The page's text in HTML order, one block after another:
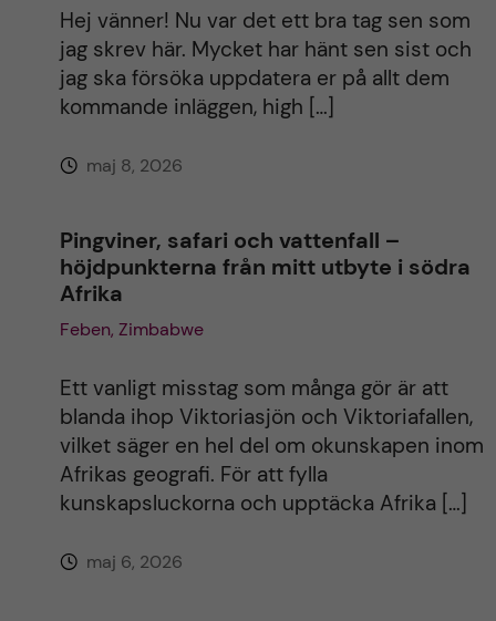
Hej vänner! Nu var det ett bra tag sen som
jag skrev här. Mycket har hänt sen sist och
jag ska försöka uppdatera er på allt dem
kommande inläggen, high […]
maj 8, 2026
Pingviner, safari och vattenfall –
höjdpunkterna från mitt utbyte i södra
Afrika
Feben, Zimbabwe
Ett vanligt misstag som många gör är att
blanda ihop Viktoriasjön och Viktoriafallen,
vilket säger en hel del om okunskapen inom
Afrikas geografi. För att fylla
kunskapsluckorna och upptäcka Afrika […]
maj 6, 2026